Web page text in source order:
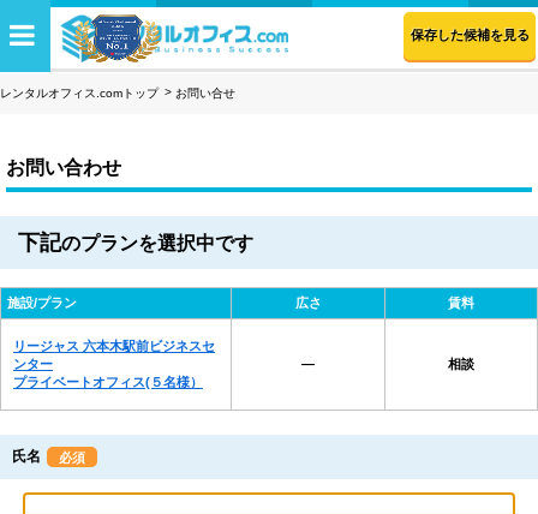
保存した候補を見る
レンタルオフィス.comトップ お問い合せ
お問い合わせ
下記のプランを選択中です
施設/プラン 広さ 賃料
リージャス 六本木駅前ビジネスセ
ンター
プライベートオフィス(５名様）
― 相談
氏名 必須